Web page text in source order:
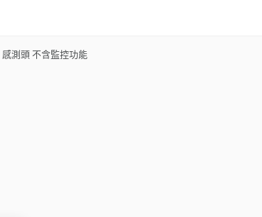
感測頭 不含監控功能